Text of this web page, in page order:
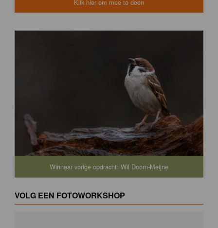
Klik hier om mee te doen
Winnaar vorige opdracht: Wil Doorn-Meijne
VOLG EEN FOTOWORKSHOP